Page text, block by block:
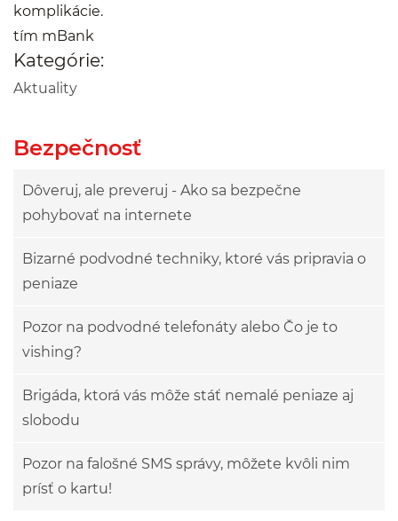
komplikácie.
tím mBank
Kategórie:
Aktuality
Bezpečnosť
Dôveruj, ale preveruj - Ako sa bezpečne
pohybovať na internete
Bizarné podvodné techniky, ktoré vás pripravia o
peniaze
Pozor na podvodné telefonáty alebo Čo je to
vishing?
Brigáda, ktorá vás môže stáť nemalé peniaze aj
slobodu
Pozor na falošné SMS správy, môžete kvôli nim
prísť o kartu!